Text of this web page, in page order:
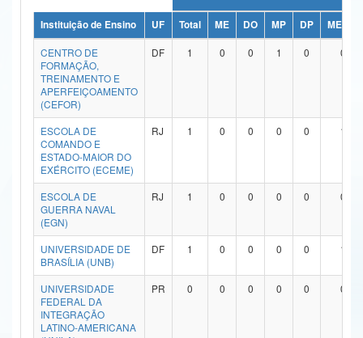
Ministério da Ciência, Tecnologia, Inovações e Comunicações
Ministério do Meio Ambiente
Ministério do Turismo
Ministério do Desenvolvimento Regional
Controladoria-Geral da União
Ministério da Mulher, da Família e dos Direitos Humanos
Secretaria-Geral
Secretaria de Governo
Gabinete de Segurança Institucional
Advocacia-Geral da União
Instituição de Ensino UF Total ME DO MP DP
ME/DO
CENTRO DE
FORMAÇÃO,
TREINAMENTO E
APERFEIÇOAMENTO
(CEFOR)
DF 1 0 0 1 0 0
ESCOLA DE
COMANDO E
ESTADO-MAIOR DO
EXÉRCITO (ECEME)
RJ 1 0 0 0 0 1
ESCOLA DE
GUERRA NAVAL
(EGN)
RJ 1 0 0 0 0 0
UNIVERSIDADE DE
BRASÍLIA (UNB)
DF 1 0 0 0 0 1
UNIVERSIDADE
FEDERAL DA
INTEGRAÇÃO
LATINO-AMERICANA
PR 0 0 0 0 0 0